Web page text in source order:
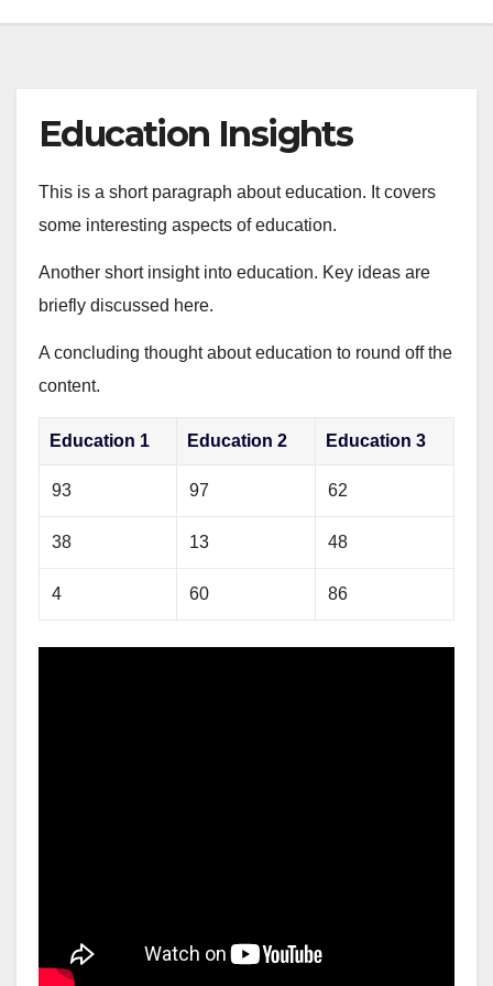
Education Insights
This is a short paragraph about education. It covers
some interesting aspects of education.
Another short insight into education. Key ideas are
briefly discussed here.
A concluding thought about education to round off the
content.
Education 1 Education 2 Education 3
93 97 62
38 13 48
4 60 86